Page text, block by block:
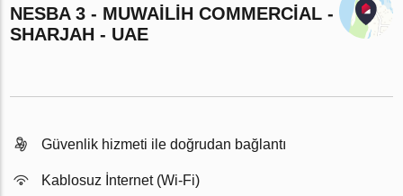
NESBA 3 - MUWAILIH COMMERCIAL -
SHARJAH - UAE
Güvenlik hizmeti ile doğrudan bağlantı
Kablosuz İnternet (Wi-Fi)